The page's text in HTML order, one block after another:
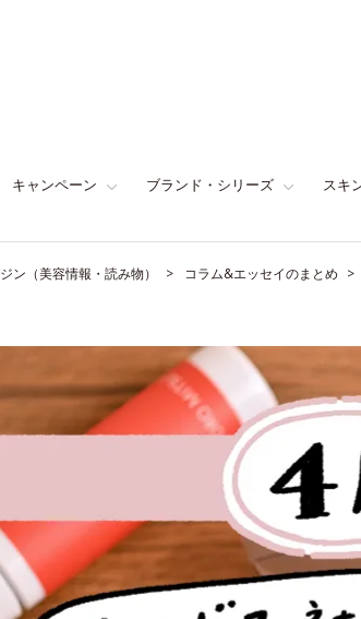
キャンペーン ブランド・シリーズ スキ
ン（美容情報・読み物） コラム&エッセイのまとめ